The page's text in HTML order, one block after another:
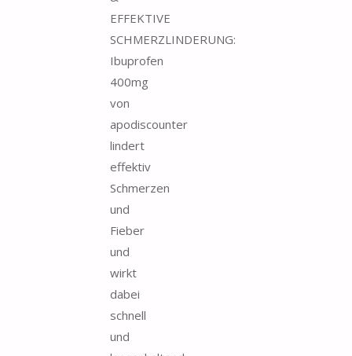
EFFEKTIVE
SCHMERZLINDERUNG:
Ibuprofen
400mg
von
apodiscounter
lindert
effektiv
Schmerzen
und
Fieber
und
wirkt
dabei
schnell
und